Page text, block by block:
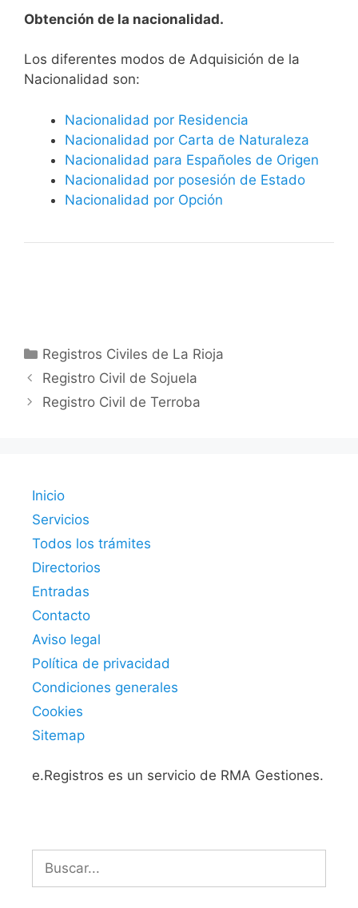
Obtención de la nacionalidad.
​​​Los diferentes modos de Adquisición de la
Nacionalidad son:
Nacionalidad por Residencia
Nacionalidad por Carta de Naturaleza
Nacionalidad para Españoles de Origen
Nacionalidad por posesión de Estado
Nacionalidad por Opción
Categorías
Registros Civiles de La Rioja
Registro Civil de Sojuela
Registro Civil de Terroba
Inicio
Servicios
Todos los trámites
Directorios
Entradas
Contacto
Aviso legal
Política de privacidad
Condiciones generales
Cookies
Sitemap
e.Registros es un servicio de RMA Gestiones.
Buscar: